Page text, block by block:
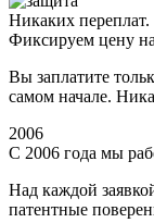
Никаких переплат.
Фиксируем цену на
Вы заплатите
самом начале.
2006
С 2006 года мы
Над каждой
патентные